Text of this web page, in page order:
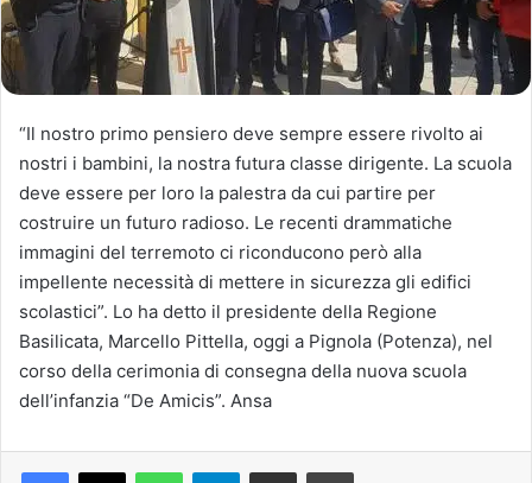
“Il nostro primo pensiero deve sempre essere rivolto ai
nostri i bambini, la nostra futura classe dirigente. La scuola
deve essere per loro la palestra da cui partire per
costruire un futuro radioso. Le recenti drammatiche
immagini del terremoto ci riconducono però alla
impellente necessità di mettere in sicurezza gli edifici
scolastici”. Lo ha detto il presidente della Regione
Basilicata, Marcello Pittella, oggi a Pignola (Potenza), nel
corso della cerimonia di consegna della nuova scuola
dell’infanzia “De Amicis”. Ansa
Telegram